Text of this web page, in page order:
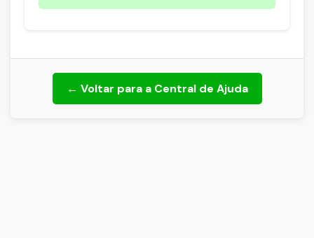
← Voltar para a Central de Ajuda